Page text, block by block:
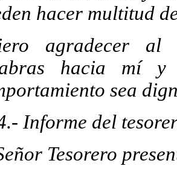
hacer multitud
agradecer al
hacia mí
sea
Informe del
Tesorero